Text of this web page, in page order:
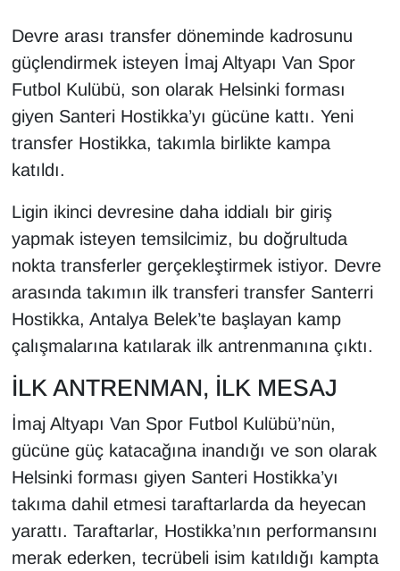
Devre arası transfer döneminde kadrosunu
güçlendirmek isteyen İmaj Altyapı Van Spor
Futbol Kulübü, son olarak Helsinki forması
giyen Santeri Hostikka’yı gücüne kattı. Yeni
transfer Hostikka, takımla birlikte kampa
katıldı.
Ligin ikinci devresine daha iddialı bir giriş
yapmak isteyen temsilcimiz, bu doğrultuda
nokta transferler gerçekleştirmek istiyor. Devre
arasında takımın ilk transferi transfer Santerri
Hostikka, Antalya Belek’te başlayan kamp
çalışmalarına katılarak ilk antrenmanına çıktı.
İLK ANTRENMAN, İLK MESAJ
İmaj Altyapı Van Spor Futbol Kulübü’nün,
gücüne güç katacağına inandığı ve son olarak
Helsinki forması giyen Santeri Hostikka’yı
takıma dahil etmesi taraftarlarda da heyecan
yarattı. Taraftarlar, Hostikka’nın performansını
merak ederken, tecrübeli isim katıldığı kampta
Kadın
Kamu Alımları
Kim Kimdir?
Kültür & Sanat
KURDÎ
MAGAZİN
ONE EKONOMİ
POLİTİKA
Resmi İlanlar
RÖPORTAJ
SAĞLIK